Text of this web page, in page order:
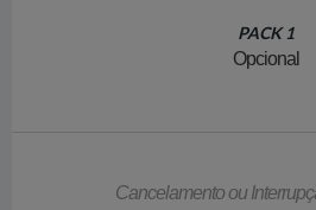
PACK 1
Opcional
Cancelamento ou